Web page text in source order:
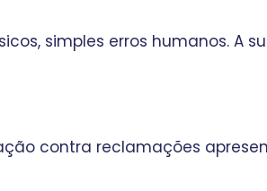
simples erros humanos. A
contra reclamações